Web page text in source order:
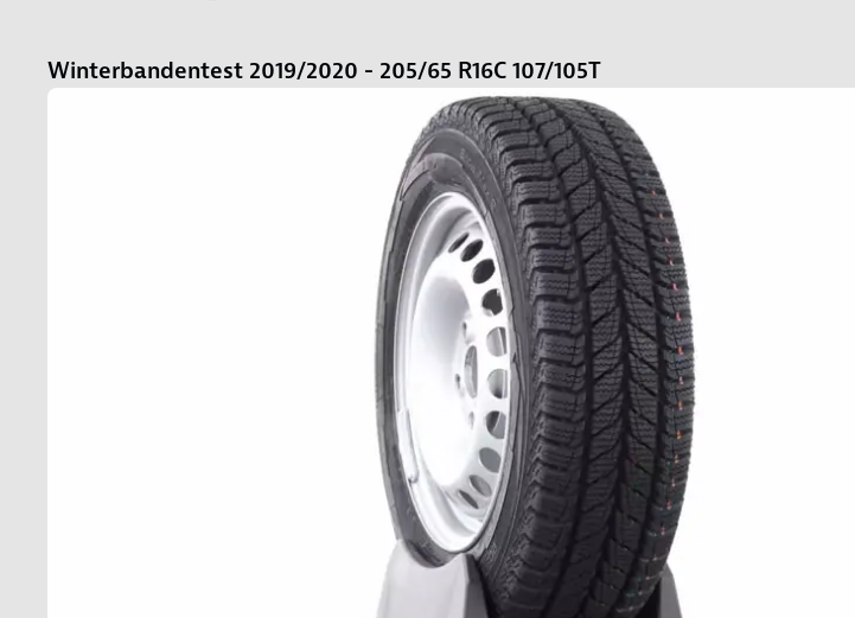
Winterbandentest 2019/2020 - 205/65 R16C 107/105T